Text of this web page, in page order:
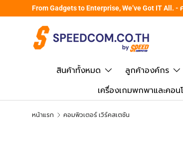
ข้ามไปยังเนื้อหา
From Gadgets to Enterprise, We’ve Got IT All.
สินค้าทั้งหมด ลูกค้าองค์กร
เครื่องเกมพกพาและคอน
หน้าแรก คอมพิวเตอร์ เวิร์คสเตชัน